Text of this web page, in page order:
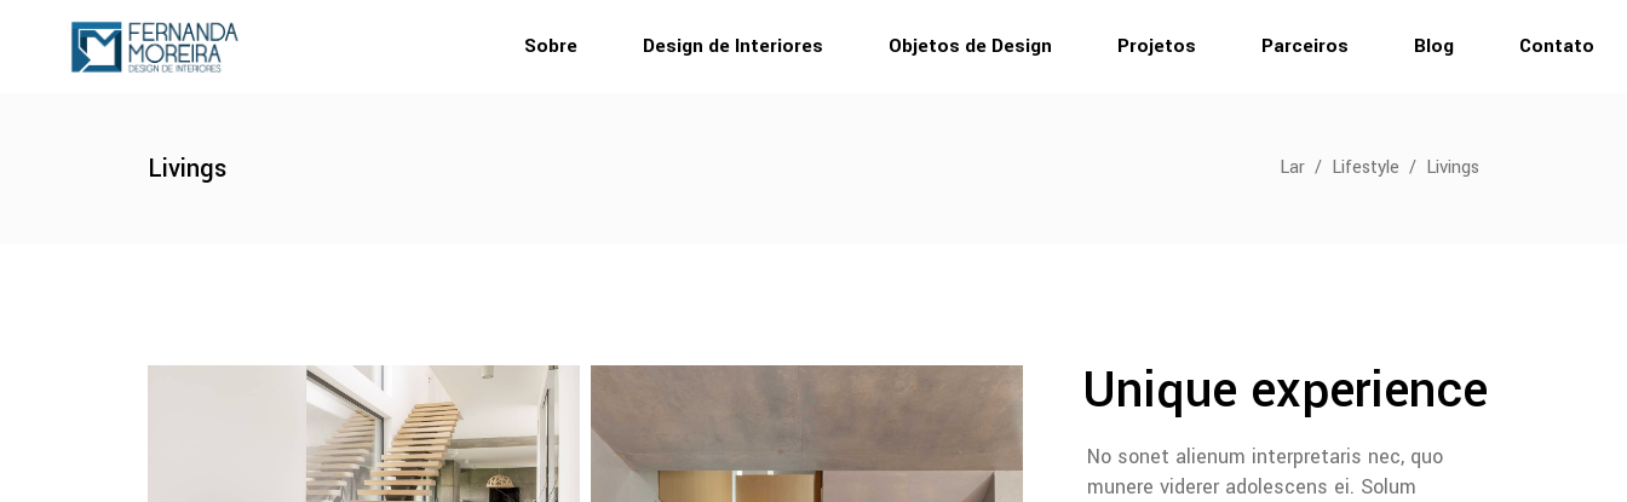
Sobre Design de Interiores Objetos de Design Projetos Parceiros Blog Contato
Livings Lar / Lifestyle / Livings
Unique experience
No sonet alienum interpretaris nec, quo
munere viderer adolescens ei. Solum